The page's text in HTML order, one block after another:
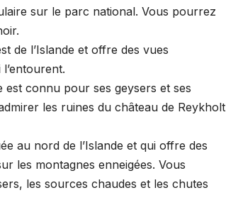
sur le parc national. Vous pourrez
de l’Islande et offre des vues
est connu pour ses geysers et ses
les ruines du château de Reykholt
au nord de l’Islande et qui offre des
les montagnes enneigées. Vous
les sources chaudes et les chutes